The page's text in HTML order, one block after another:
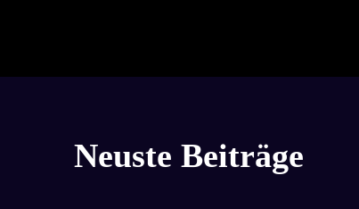
Neuste Beiträge